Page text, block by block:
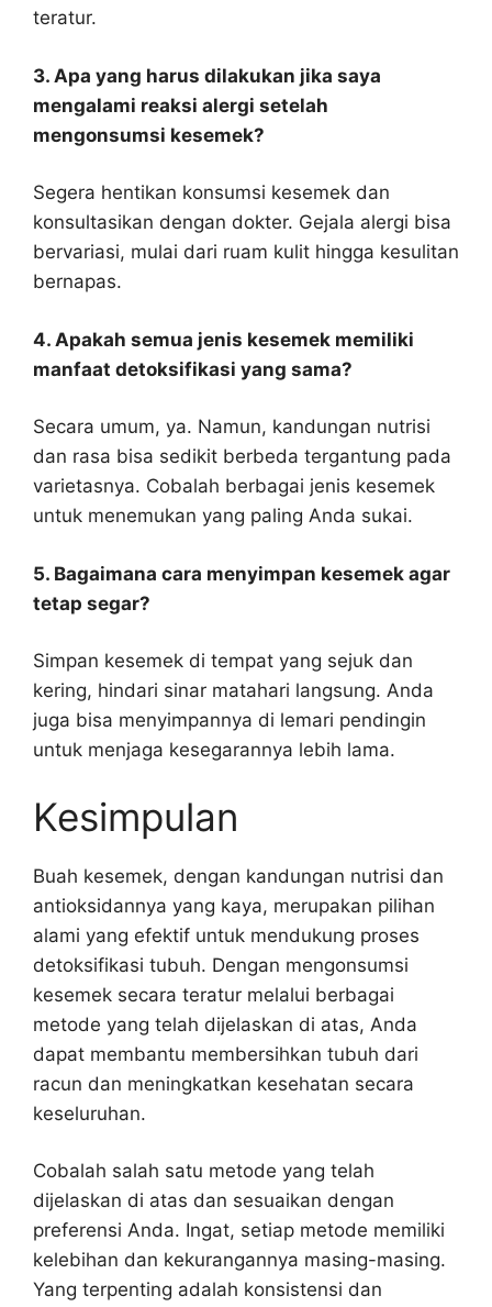
teratur.
3. Apa yang harus dilakukan jika saya
mengalami reaksi alergi setelah
mengonsumsi kesemek?
Segera hentikan konsumsi kesemek dan
konsultasikan dengan dokter. Gejala alergi bisa
bervariasi, mulai dari ruam kulit hingga kesulitan
bernapas.
4. Apakah semua jenis kesemek memiliki
manfaat detoksifikasi yang sama?
Secara umum, ya. Namun, kandungan nutrisi
dan rasa bisa sedikit berbeda tergantung pada
varietasnya. Cobalah berbagai jenis kesemek
untuk menemukan yang paling Anda sukai.
5. Bagaimana cara menyimpan kesemek agar
tetap segar?
Simpan kesemek di tempat yang sejuk dan
kering, hindari sinar matahari langsung. Anda
juga bisa menyimpannya di lemari pendingin
untuk menjaga kesegarannya lebih lama.
Kesimpulan
Buah kesemek, dengan kandungan nutrisi dan
antioksidannya yang kaya, merupakan pilihan
alami yang efektif untuk mendukung proses
detoksifikasi tubuh. Dengan mengonsumsi
kesemek secara teratur melalui berbagai
metode yang telah dijelaskan di atas, Anda
dapat membantu membersihkan tubuh dari
racun dan meningkatkan kesehatan secara
keseluruhan.
Cobalah salah satu metode yang telah
dijelaskan di atas dan sesuaikan dengan
preferensi Anda. Ingat, setiap metode memiliki
kelebihan dan kekurangannya masing-masing.
Yang terpenting adalah konsistensi dan